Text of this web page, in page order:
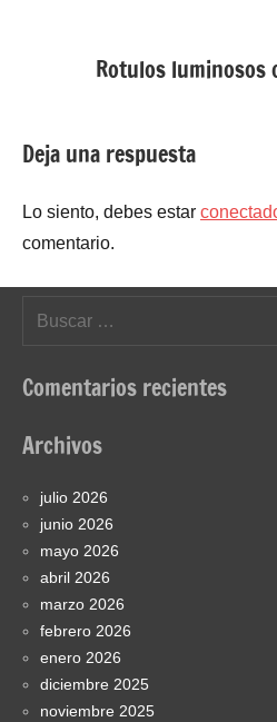
Rotulos luminosos
Deja una respuesta
Lo siento, debes estar
comentario.
Comentarios recientes
Archivos
julio 2026
junio 2026
mayo 2026
abril 2026
marzo 2026
febrero 2026
enero 2026
diciembre 2025
noviembre 2025